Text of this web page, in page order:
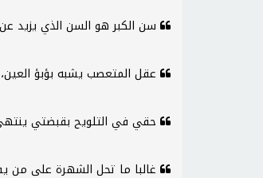
سن الكبر هو السن الذي يزيد
عقل المتعصب يشبه بؤبؤ
حقي في التلويح بقبضتي
غالبا ما تحل الشهرة على